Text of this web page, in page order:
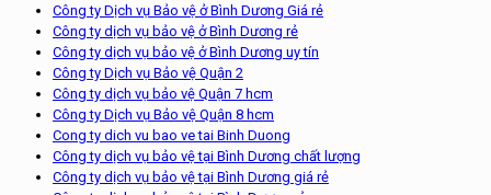
Công ty Dịch vụ Bảo vệ ở Bình Dương Giá rẻ
Công ty dịch vụ bảo vệ ở Bình Dương rẻ
Công ty dịch vụ bảo vệ ở Bình Dương uy tín
Công ty Dịch vụ Bảo vệ Quận 2
Công ty dịch vụ bảo vệ Quận 7 hcm
Công ty Dịch vụ Bảo vệ Quận 8 hcm
Cong ty dich vu bao ve tai Binh Duong
Công ty dịch vụ bảo vệ tại Bình Dương chất lượng
Công ty dịch vụ bảo vệ tại Bình Dương giá rẻ